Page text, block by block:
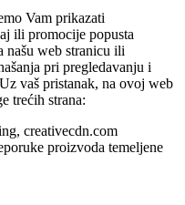
Vam prikazati
ili promocije popusta
našu web stranicu ili
pri pregledavanju i
vaš pristanak, na ovoj web
trećih strana:
creativecdn.com
proizvoda temeljene